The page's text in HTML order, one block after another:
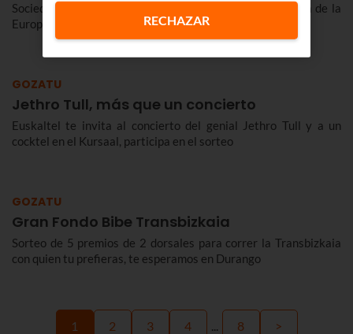
Sociedad contra el Girona, Almería y Sevilla, a las puerta de la
Europa League
GOZATU
Jethro Tull, más que un concierto
Euskaltel te invita al concierto del genial Jethro Tull y a un
cocktel en el Kursaal, participa en el sorteo
GOZATU
Gran Fondo Bibe Transbizkaia
Sorteo de 5 premios de 2 dorsales para correr la Transbizkaia
con quien tu prefieras, te esperamos en Durango
1 2 3 4 ... 8 >
RECHAZAR